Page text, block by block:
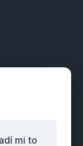
mi to